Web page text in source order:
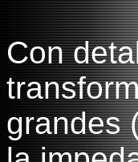
Con
grandes